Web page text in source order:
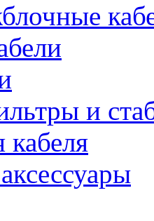
и
кабеля